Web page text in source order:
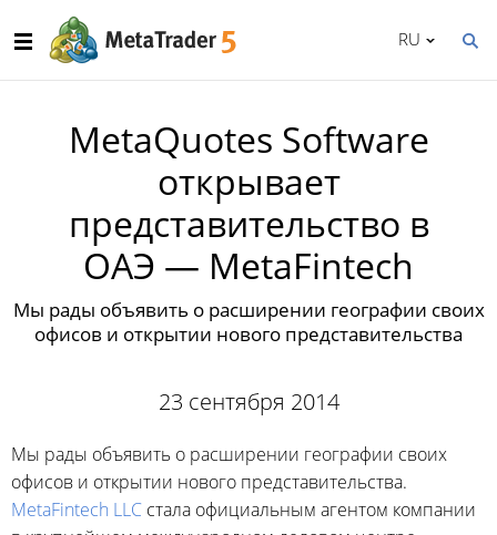
RU
MetaQuotes Software
открывает
представительство в
ОАЭ — MetaFintech
Мы рады объявить о расширении географии своих
офисов и открытии нового представительства
23 сентября 2014
Мы рады объявить о расширении географии своих
офисов и открытии нового представительства.
MetaFintech LLC стала официальным агентом компании